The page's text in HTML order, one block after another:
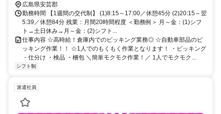
広島県安芸郡
勤務時間 【1週間の交代制】 (1)8:15～17:00／休憩45分 (2)20:15～翌
5:39／休憩84分 残業：月間20時間程度 ＜勤務例＞ 月～金：(1)シフ
ト→土日休み→月～金：(2)シフト...
仕事内容 ☆高時給！倉庫内でのピッキング業務◎ ☆自動車部品のピ
ッキング作業！！ ☆1人でのもくもく作業となります！ ・ピッキング
・仕分け ・検品 ・梱包 ＼簡単モクモク作業！／ 1人でモクモク...
シフト制
派遣社員